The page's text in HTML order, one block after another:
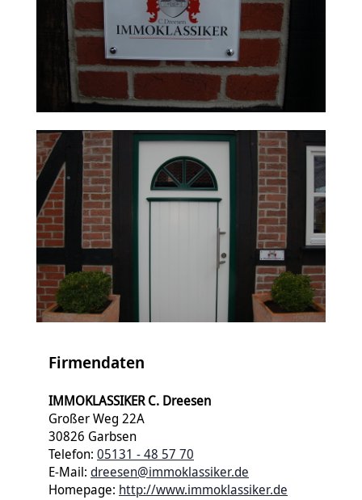
Firmendaten
IMMOKLASSIKER C. Dreesen
Großer Weg 22A
30826 Garbsen
Telefon: 05131 - 48 57 70
E-Mail: dreesen@immoklassiker.de
Homepage: http://www.immoklassiker.de